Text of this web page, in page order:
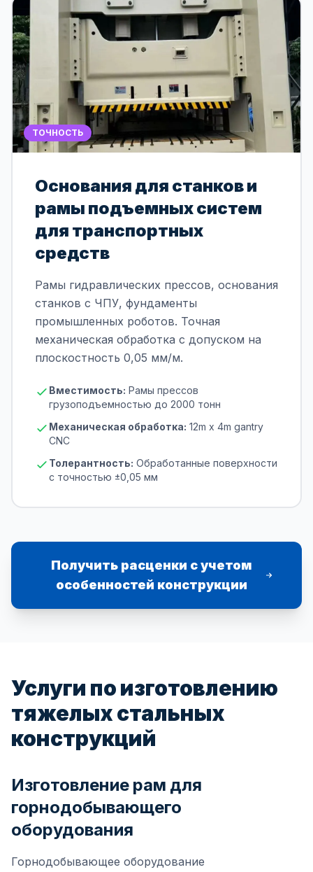
ТОЧНОСТЬ
Основания для станков и
рамы подъемных систем
для транспортных
средств
Рамы гидравлических прессов, основания
станков с ЧПУ, фундаменты
промышленных роботов. Точная
механическая обработка с допуском на
плоскостность 0,05 мм/м.
Вместимость: Рамы прессов
грузоподъемностью до 2000 тонн
Механическая обработка: 12m x 4m gantry
CNC
Толерантность: Обработанные поверхности
с точностью ±0,05 мм
Получить расценки с учетом
особенностей конструкции
Услуги по изготовлению
тяжелых стальных
конструкций
Изготовление рам для
горнодобывающего
оборудования
Горнодобывающее оборудование